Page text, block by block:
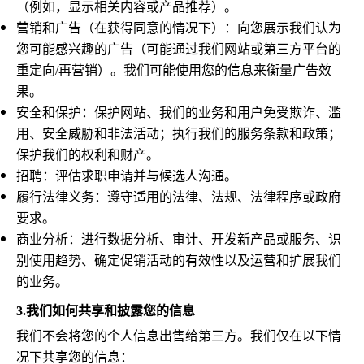
（例如，显示相关内容或产品推荐）。
营销和广告（在获得同意的情况下）：向您展示我们认为
您可能感兴趣的广告（可能通过我们网站或第三方平台的
重定向/再营销）。我们可能使用您的信息来衡量广告效
果。
安全和保护：保护网站、我们的业务和用户免受欺诈、滥
用、安全威胁和非法活动；执行我们的服务条款和政策；
保护我们的权利和财产。
招聘：评估求职申请并与候选人沟通。
履行法律义务：遵守适用的法律、法规、法律程序或政府
要求。
商业分析：进行数据分析、审计、开发新产品或服务、识
别使用趋势、确定促销活动的有效性以及运营和扩展我们
的业务。
3.我们如何共享和披露您的信息
我们不会将您的个人信息出售给第三方。我们仅在以下情
况下共享您的信息：